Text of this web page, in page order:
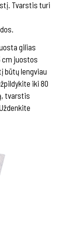
Tvarstis turi
gilias
cm juostos
būtų lengviau
iki 80
tvarstis